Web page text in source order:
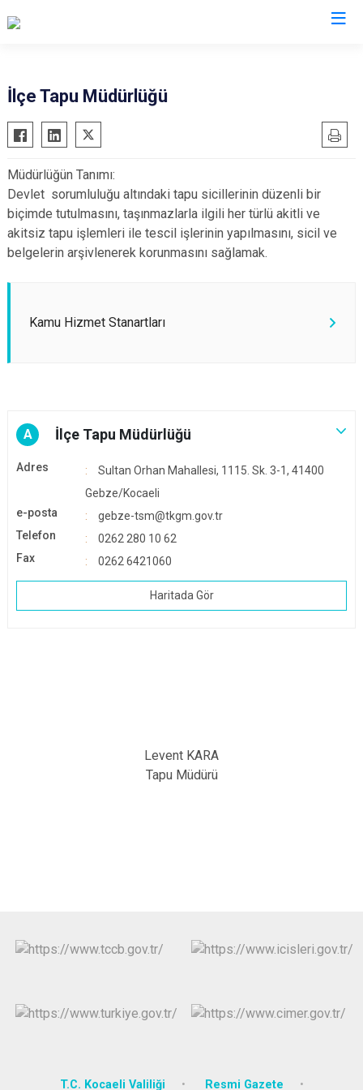
Gebze
Gölcük
Kandıra
Karamürsel
Körfez
Derince
Dilovası
İzmit
Kartepe
İlçe Tapu Müdürlüğü
Müdürlüğün Tanımı:
Devlet sorumluluğu altındaki tapu sicillerinin düzenli bir
biçimde tutulmasını, taşınmazlarla ilgili her türlü akitli ve
akitsiz tapu işlemleri ile tescil işlerinin yapılmasını, sicil ve
belgelerin arşivlenerek korunmasını sağlamak.
Kamu Hizmet Stanartları
A İlçe Tapu Müdürlüğü
Adres
Sultan Orhan Mahallesi, 1115. Sk. 3-1, 41400
Gebze/Kocaeli
e-posta
gebze-tsm@tkgm.gov.tr
Telefon
0262 280 10 62
Fax
0262 6421060
Haritada Gör
Levent KARA
Tapu Müdürü
T.C. Kocaeli Valiliği Resmi Gazete